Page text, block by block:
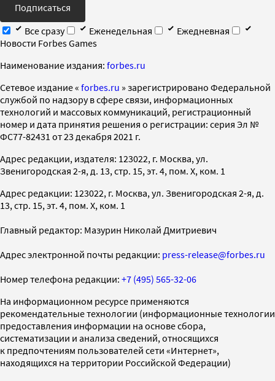
Подписаться
Все сразу
Еженедельная
Ежедневная
Новости Forbes Games
Наименование издания: forbes.ru
Cетевое издание « forbes.ru » зарегистрировано Федеральной
службой по надзору в сфере связи, информационных
технологий и массовых коммуникаций, регистрационный
номер и дата принятия решения о регистрации: серия Эл №
ФС77-82431 от 23 декабря 2021 г.
Адрес редакции, издателя: 123022, г. Москва, ул.
Звенигородская 2-я, д. 13, стр. 15, эт. 4, пом. X, ком. 1
Адрес редакции: 123022, г. Москва, ул. Звенигородская 2-я, д.
13, стр. 15, эт. 4, пом. X, ком. 1
Главный редактор: Мазурин Николай Дмитриевич
Адрес электронной почты редакции: press-release@forbes.ru
Номер телефона редакции: +7 (495) 565-32-06
На информационном ресурсе применяются
рекомендательные технологии (информационные технологии
предоставления информации на основе сбора,
систематизации и анализа сведений, относящихся
к предпочтениям пользователей сети «Интернет»,
находящихся на территории Российской Федерации)